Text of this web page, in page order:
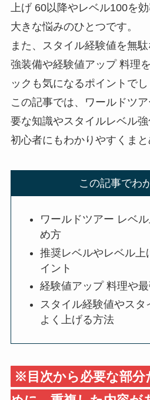
上げ 60以降やレベル100を
大きな悩みのひとつです。
また、スタイル経験値を無
強装備や経験値アップ 料理
ックも気になるポイントでし
この記事では、ワールドツ
要な知識やスタイルレベル強
初心者にもわかりやすくまと
この記事でわ
ワールドツアー レベ
め方
推奨レベルやレベル上
イント
経験値アップ 料理や
スタイル経験値やス
よく上げる方法
※目次から必要な部分